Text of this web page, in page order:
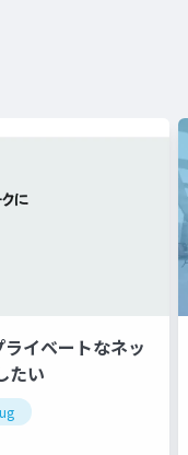
イベートなネッ
たい